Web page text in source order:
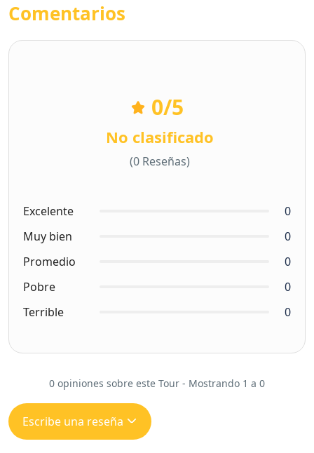
Comentarios
0/5
No clasificado
(0 Reseñas)
Excelente
0
Muy bien
0
Promedio
0
Pobre
0
Terrible
0
0 opiniones sobre este Tour - Mostrando 1 a 0
Escribe una reseña